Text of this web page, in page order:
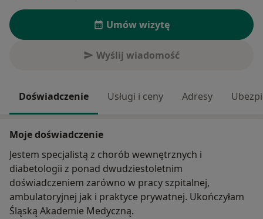
Umów wizytę
Wyślij wiadomość
Doświadczenie Usługi i ceny Adresy
Moje doświadczenie
Jestem specjalistą z chorób wewnętrznych i
diabetologii z ponad dwudziestoletnim
doświadczeniem zarówno w pracy szpitalnej,
ambulatoryjnej jak i praktyce prywatnej. Ukończyłam
Śląską Akademie Medyczną.